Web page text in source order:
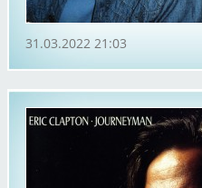
31.03.2022 21:03